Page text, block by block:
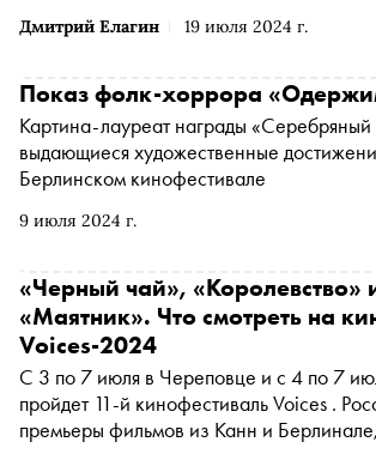
Дмитрий Елагин 19 июля 2024 г.
немецкоязычных странах, бытовавшем до
последующей казни. О том, к каким
приводило религиозное сознание и как
критикует идею морали, — в
9 июля 2024 г.
Показ фолк-хоррора
Картина-лауреат награды
выдающиеся художественные
Берлинском кинофестивале
«Черный чай», «Королевство»
«Маятник». Что смотреть на
Voices-2024
С 3 по 7 июля в Череповце и с 4 по 7
пройдет 11-й кинофестиваль Voices . Российские
премьеры фильмов из Канн и